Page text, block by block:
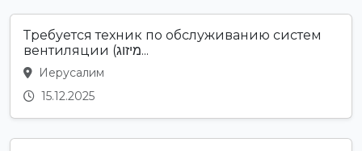
Требуется техник по обслуживанию систем
вентиляции (מיזוג...
Иерусалим
15.12.2025